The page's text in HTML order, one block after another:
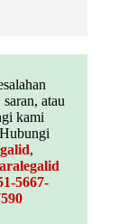
atau
kami
,
5667-